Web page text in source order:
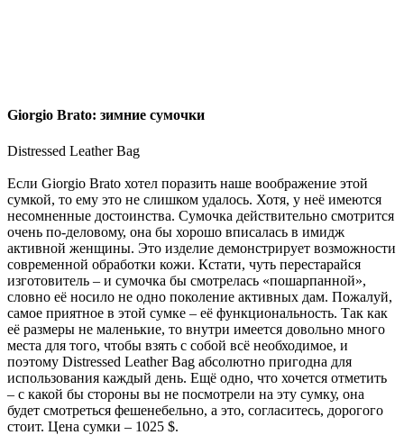
Giorgio Brato: зимние сумочки
Distressed Leather Bag
Если Giorgio Brato хотел поразить наше воображение этой
сумкой, то ему это не слишком удалось. Хотя, у неё имеются
несомненные достоинства. Сумочка действительно смотрится
очень по-деловому, она бы хорошо вписалась в имидж
активной женщины. Это изделие демонстрирует возможности
современной обработки кожи. Кстати, чуть перестарайся
изготовитель – и сумочка бы смотрелась «пошарпанной»,
словно её носило не одно поколение активных дам. Пожалуй,
самое приятное в этой сумке – её функциональность. Так как
её размеры не маленькие, то внутри имеется довольно много
места для того, чтобы взять с собой всё необходимое, и
поэтому Distressed Leather Bag абсолютно пригодна для
использования каждый день. Ещё одно, что хочется отметить
– с какой бы стороны вы не посмотрели на эту сумку, она
будет смотреться фешенебельно, а это, согласитесь, дорогого
стоит. Цена сумки – 1025 $.